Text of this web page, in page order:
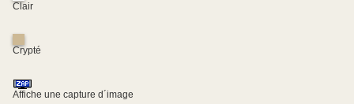
Clair
Crypté
Affiche une capture d´image